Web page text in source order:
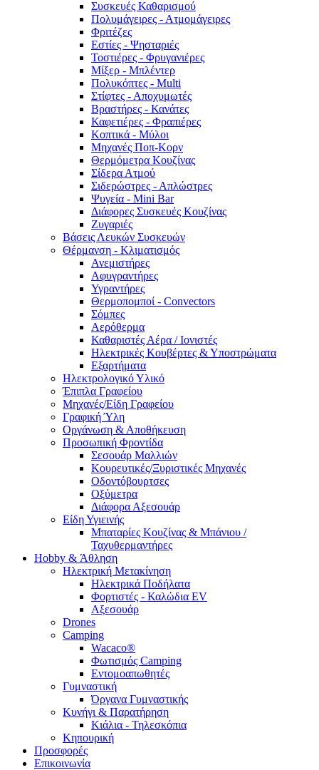
Συσκευές Καθαρισμού
Πολυμάγειρες - Ατμομάγειρες
Φριτέζες
Εστίες - Ψησταριές
Τοστιέρες - Φρυγανιέρες
Μίξερ - Μπλέντερ
Πολυκόπτες - Multi
Στίφτες - Αποχυμωτές
Βραστήρες - Κανάτες
Καφετιέρες - Φραπιέρες
Κοπτικά - Μύλοι
Μηχανές Ποπ-Κορν
Θερμόμετρα Κουζίνας
Σίδερα Ατμού
Σιδερώστρες - Απλώστρες
Ψυγεία - Mini Bar
Διάφορες Συσκευές Κουζίνας
Ζυγαριές
Βάσεις Λευκών Συσκευών
Θέρμανση - Κλιματισμός
Ανεμιστήρες
Αφυγραντήρες
Υγραντήρες
Θερμοπομποί - Convectors
Σόμπες
Αερόθερμα
Καθαριστές Αέρα / Ιονιστές
Ηλεκτρικές Κουβέρτες & Υποστρώματα
Εξαρτήματα
Ηλεκτρολογικό Υλικό
Έπιπλα Γραφείου
Μηχανές/Είδη Γραφείου
Γραφική Ύλη
Οργάνωση & Αποθήκευση
Προσωπική Φροντίδα
Σεσουάρ Μαλλιών
Κουρευτικές/Ξυριστικές Μηχανές
Οδοντόβουρτσες
Οξύμετρα
Διάφορα Αξεσουάρ
Είδη Υγιεινής
Μπαταρίες Κουζίνας & Μπάνιου /
Ταχυθερμαντήρες
Ηobby & Άθληση
Ηλεκτρική Μετακίνηση
Ηλεκτρικά Ποδήλατα
Φορτιστές - Καλώδια EV
Αξεσουάρ
Drones
Camping
Wacaco®
Φωτισμός Camping
Εντομοαπωθητές
Γυμναστική
Όργανα Γυμναστικής
Κυνήγι & Παρατήρηση
Κιάλια - Τηλεσκόπια
Κηπουρική
Προσφορές
Επικοινωνία